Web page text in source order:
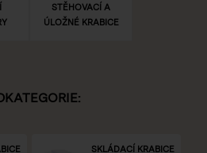
STĚHOVACÍ A
ÚLOŽNÉ KRABICE
SKLÁDACÍ KRABICE